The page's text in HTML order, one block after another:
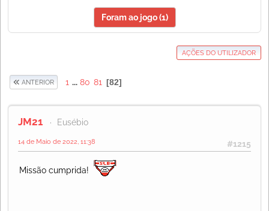
Foram ao jogo (1)
AÇÕES DO UTILIZADOR
ANTERIOR 1 ... 80 81 82
JM21 Eusébio
#1215
14 de Maio de 2022, 11:38
Missão cumprida!